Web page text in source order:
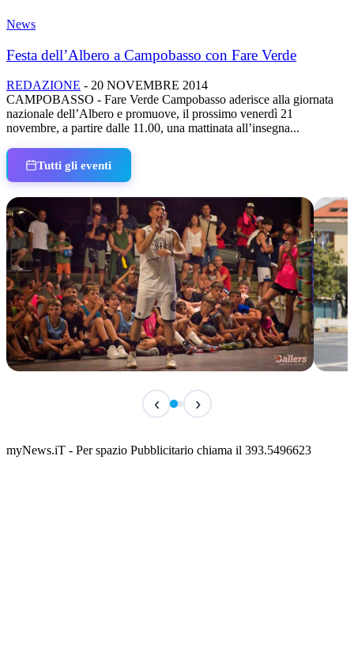
News
Festa dell’Albero a Campobasso con Fare Verde
REDAZIONE - 20 NOVEMBRE 2014
CAMPOBASSO - Fare Verde Campobasso aderisce alla giornata
nazionale dell’Albero e promuove, il prossimo venerdì 21
novembre, a partire dalle 11.00, una mattinata all’insegna...
Tutti gli eventi
Classic Contest 3vs3 Memorial Michele
📅 6 Agosto 2026 · 09:00 · 📍 Lungomare C. Colombo
‹ ›
myNews.iT - Per spazio Pubblicitario chiama il 393.5496623